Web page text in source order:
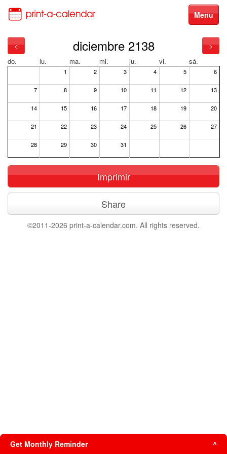
Menu
< diciembre 2138 >
do. lu. ma. mi. ju. vi. sá.
1 2 3 4 5 6
7 8 9 10 11 12 13
14 15 16 17 18 19 20
21 22 23 24 25 26 27
28 29 30 31
Imprimir
Share
©2011-2026 print-a-calendar.com. All rights reserved.
Get Monthly Reminder ^